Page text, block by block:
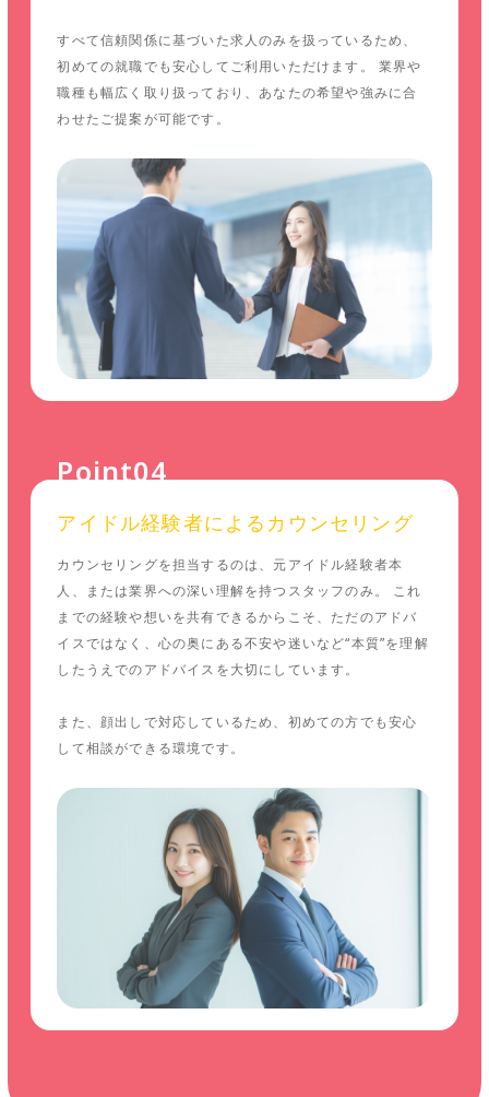
すべて信頼関係に基づいた求人のみを扱っているため、
初めての就職でも安心してご利用いただけます。 業界や
職種も幅広く取り扱っており、あなたの希望や強みに合
わせたご提案が可能です。
Point04
アイドル経験者によるカウンセリング
カウンセリングを担当するのは、元アイドル経験者本
人、または業界への深い理解を持つスタッフのみ。 これ
までの経験や想いを共有できるからこそ、ただのアドバ
イスではなく、心の奥にある不安や迷いなど“本質”を理解
したうえでのアドバイスを大切にしています。
また、顔出しで対応しているため、初めての方でも安心
して相談ができる環境です。